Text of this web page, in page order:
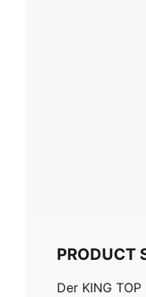
PRODUCT
Der KING